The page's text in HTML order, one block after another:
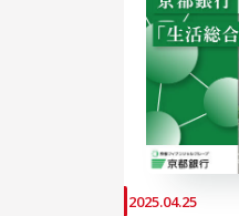
2025.04.25